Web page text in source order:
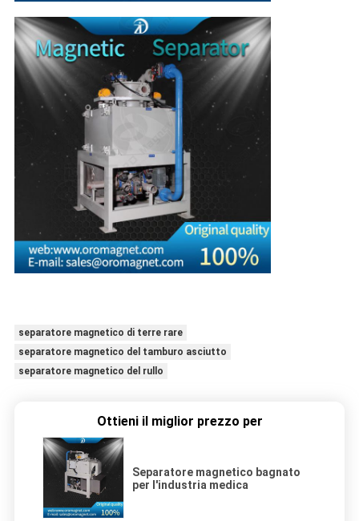
separatore magnetico di terre rare
separatore magnetico del tamburo asciutto
separatore magnetico del rullo
Ottieni il miglior prezzo per
Separatore magnetico bagnato
per l'industria medica